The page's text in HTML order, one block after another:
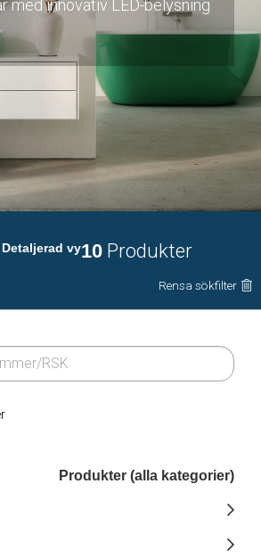
med innovativ LED-belysning
Detaljerad vy10 Produkter
Rensa sökfilter
Produkter (alla kategorier)